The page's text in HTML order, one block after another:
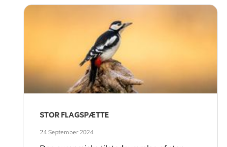
STOR FLAGSPÆTTE
24 September 2024